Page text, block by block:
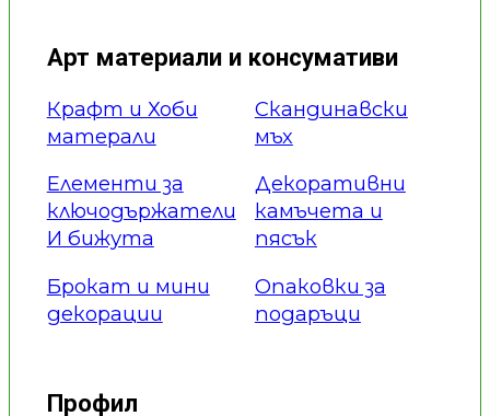
Арт материали и консумативи
Крафт и Хоби
матерали
Елементи за
ключодържатели
И бижута
Брокат и мини
декорации
Скандинавски
мъх
Декоративни
камъчета и
пясък
Опаковки за
подаръци
Профил